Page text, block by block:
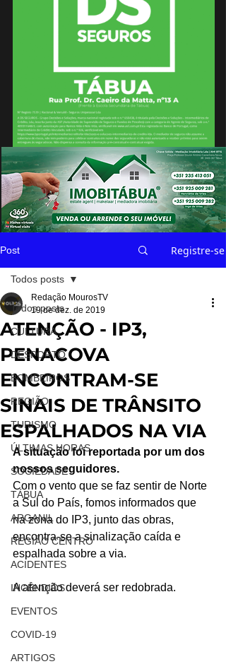
Post Registre-se
Todos posts
CULTURA
DESPORTO
BOMBEIROS
REGIÃO
TURISMO
ÚLTIMAS HORAS
SOCIEDADE
TÁBUA
ARGANIL
REGIÃO CENTRO
ACIDENTES
INCÊNDIOS
EVENTOS
COVID-19
ARTIGOS
Todos posts
ATENÇÃO - IP3,
PENACOVA
ENCONTRAM-SE
SINAIS DE TRÂNSITO
ESPALHADOS NA VIA
Redação MourosTV
19 de dez. de 2019
A situação foi reportada por um dos
nossos seguidores.
Com o vento que se faz sentir de Norte
a Sul do País, fomos informados que
na zona do IP3, junto das obras,
encontra-se a sinalização caída e
espalhada sobre a via.
A atenção deverá ser redobrada.